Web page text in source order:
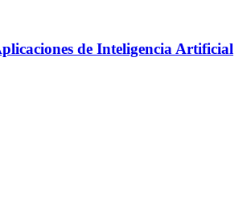
de Inteligencia Artificial